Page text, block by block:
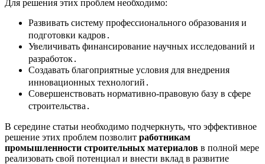
Для решения этих проблем необходимо:
Развивать систему профессионального образования и
подготовки кадров․
Увеличивать финансирование научных исследований и
разработок․
Создавать благоприятные условия для внедрения
инновационных технологий․
Совершенствовать нормативно-правовую базу в сфере
строительства․
В середине статьи необходимо подчеркнуть, что эффективное
решение этих проблем позволит работникам
промышленности строительных материалов в полной мере
реализовать свой потенциал и внести вклад в развитие